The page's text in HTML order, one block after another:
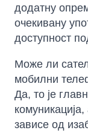
додатну
очекивану
доступност
Може ли
мобилни
Да, то је
зависе од